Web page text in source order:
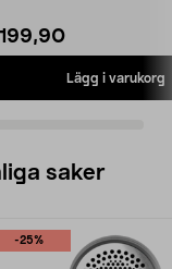
199,90
Lägg i varukorg
saker
-25%